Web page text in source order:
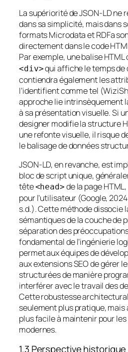
La supériorité de JSON-LD ne
dans sa simplicité, mais dans
formats Microdata et RDFa
directement dans le code
Par exemple, une balise
<div>qui affiche le temps de
contiendra également les
l’identifient comme tel
approche lie intrinsèquement
à sa présentation visuelle. Si
designer modifie la structure
une refonte visuelle, il risque
le balisage de données
JSON-LD, en revanche, est
bloc de script unique,
tête<head> de la page
pour l’utilisateur (Google,
s.d.). Cette méthode dissocie
sémantiques de la couche de
séparation des
fondamental de l’ingénierie
permet aux équipes de
aux extensions SEO de gérer
structurées de manière
interférer avec le travail des
Cette robustesse
seulement plus pratique,
plus facile à maintenir pour
modernes.
1.3 Perspective